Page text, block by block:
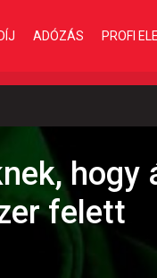
ADÓZÁS PROFI
hogy
felett